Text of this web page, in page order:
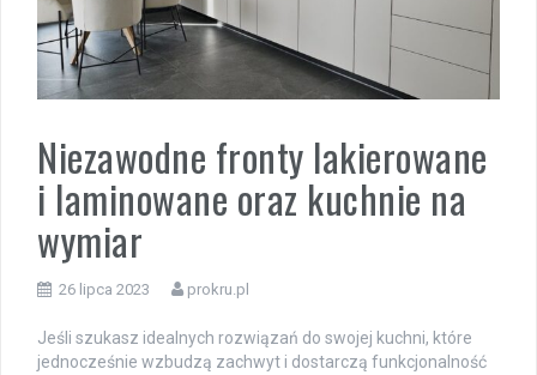
Niezawodne fronty lakierowane
i laminowane oraz kuchnie na
wymiar
26 lipca 2023 prokru.pl
Jeśli szukasz idealnych rozwiązań do swojej kuchni, które
jednocześnie wzbudzą zachwyt i dostarczą funkcjonalność